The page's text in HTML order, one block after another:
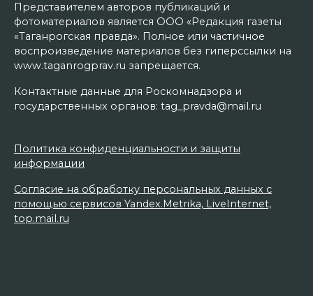
Представителем авторов публикаций и
фотоматериалов является ООО «Редакция газеты
«Таганрогская правда». Полное или частичное
воспроизведение материалов без гиперссылки на
www.taganrogprav.ru запрещается.
Контактные данные для Роскомнадзора и
государственных органов: tag_pravda@mail.ru
Политика конфиденциальности и защиты
информации
Согласие на обработку персональных данных с
помощью сервисов Yandex.Metrika, LiveInternet,
top.mail.ru